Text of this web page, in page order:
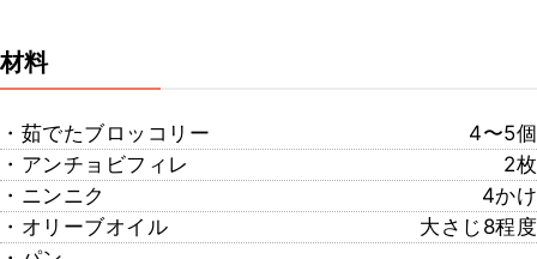
材料
・茹でたブロッコリー
4〜5個
・アンチョビフィレ
2枚
・ニンニク
4かけ
・オリーブオイル
大さじ8程度